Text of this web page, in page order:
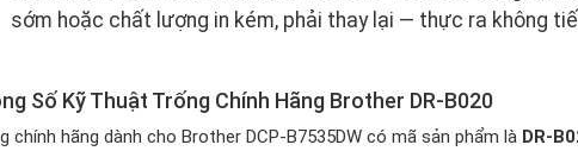
sớm hoặc chất lượng in kém, phải thay lại — thực ra không
Số Kỹ Thuật Trống Chính Hãng Brother DR-B020
chính hãng dành cho Brother DCP-B7535DW có mã sản phẩm là DR-